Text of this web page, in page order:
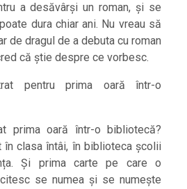
a desăvârși un roman, și se
dura chiar ani. Nu vreau să
de dragul de a debuta cu roman
că știe despre ce vorbesc.
pentru prima oară într-o
prima oară într-o bibliotecă?
în clasa întâi, în biblioteca școlii
Și prima carte pe care o
se numea și se numește